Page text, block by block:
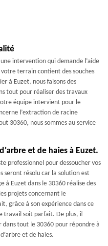
intervention qui demande l’aide
terrain contient des souches
à Euzet, nous faisons des
tout pour réaliser des travaux
équipe intervient pour le
l’extraction de racine
30360, nous sommes au service
et de haies à Euzet.
professionnel pour dessoucher vos
seront résolu car la solution est
à Euzet dans le 30360 réalise des
projets concernant le
grâce à son expérience dans ce
travail soit parfait. De plus, il
dans tout le 30360 pour répondre à
et de haies.